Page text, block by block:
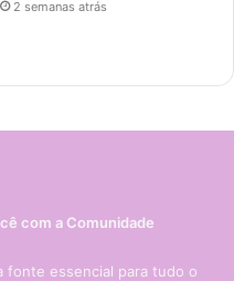
2 semanas atrás
com a Comunidade
fonte essencial para tudo o